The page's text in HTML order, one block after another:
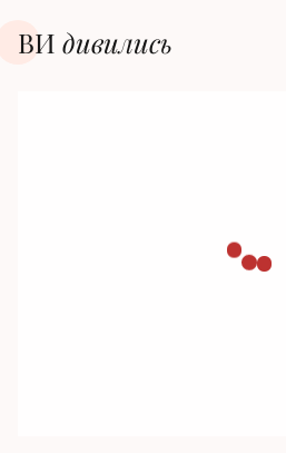
ВИ дивилиcь